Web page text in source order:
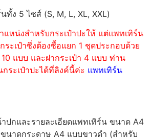
ทั้ง 5 ไซส์ (S, M, L, XL, XXL)
แหน่งสำหรับกระเป๋าปะให้ แต่แพทเทิร์น
ระเป๋าซึ่งต้องซื้อแยก 1 ชุดประกอบด้วย
แบบ และฝากระเป๋า 4 แบบ ท่าน
ระเป๋าปะได้ที่ลิงค์นี้ค่ะ แพทเทิร์น
ปกและรายละเอียดแพทเทิร์น ขนาด A4
นาดกระดาษ A4 แบบขาวดำ (สำหรับ